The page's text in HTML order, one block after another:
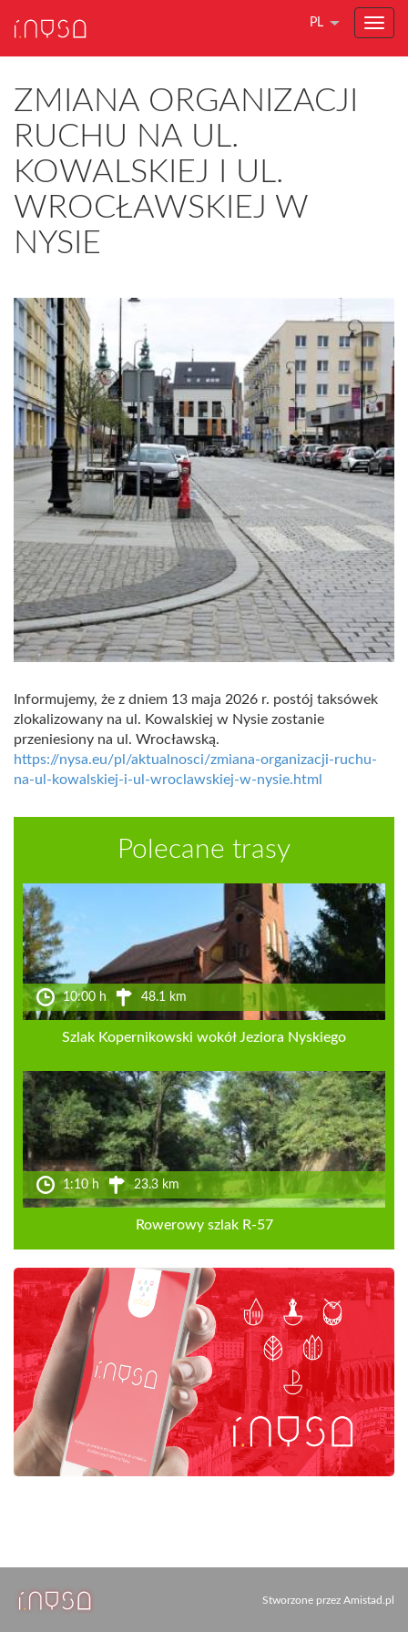
PL
ZMIANA ORGANIZACJI
RUCHU NA UL.
KOWALSKIEJ I UL.
WROCŁAWSKIEJ W
NYSIE
Informujemy, że z dniem 13 maja 2026 r. postój taksówek
zlokalizowany na ul. Kowalskiej w Nysie zostanie
przeniesiony na ul. Wrocławską.
https://nysa.eu/pl/aktualnosci/zmiana-organizacji-ruchu-
na-ul-kowalskiej-i-ul-wroclawskiej-w-nysie.html
Polecane trasy
10:00 h 48.1 km
Szlak Kopernikowski wokół Jeziora Nyskiego
1:10 h 23.3 km
Rowerowy szlak R-57
Stworzone przez Amistad.pl